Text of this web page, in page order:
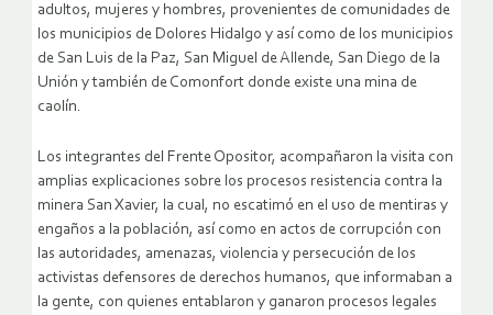
adultos, mujeres y hombres, provenientes de comunidades de
los municipios de Dolores Hidalgo y así como de los municipios
de San Luis de la Paz, San Miguel de Allende, San Diego de la
Unión y también de Comonfort donde existe una mina de
caolín.
Los integrantes del Frente Opositor, acompañaron la visita con
amplias explicaciones sobre los procesos resistencia contra la
minera San Xavier, la cual, no escatimó en el uso de mentiras y
engaños a la población, así como en actos de corrupción con
las autoridades, amenazas, violencia y persecución de los
activistas defensores de derechos humanos, que informaban a
la gente, con quienes entablaron y ganaron procesos legales